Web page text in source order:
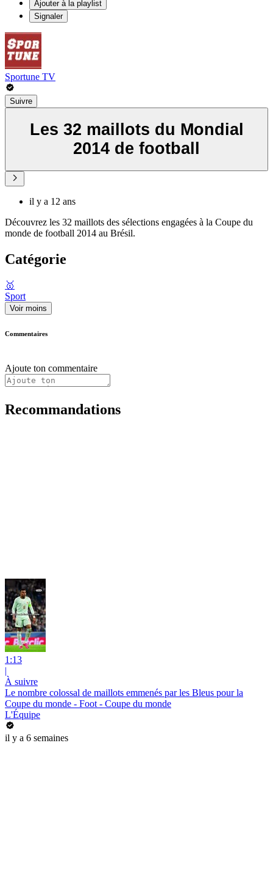
Ajouter à la playlist
Signaler
Sportune TV
Suivre
Les 32 maillots du Mondial
2014 de football
il y a 12 ans
Découvrez les 32 maillots des sélections engagées à la Coupe du
monde de football 2014 au Brésil.
Catégorie
🥇
Sport
Voir moins
Commentaires
Ajoute ton commentaire
Recommandations
1:13
|
À suivre
Le nombre colossal de maillots emmenés par les Bleus pour la
Coupe du monde - Foot - Coupe du monde
L'Équipe
il y a 6 semaines